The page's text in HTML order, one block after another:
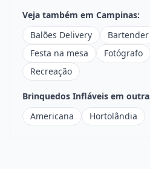
Veja também em Campinas:
Balões Delivery
Bartender
Festa na mesa
Fotógrafo
Recreação
Brinquedos Infláveis em
Americana
Hortolândia